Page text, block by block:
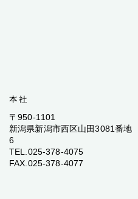
〒950-1101
新潟県新潟市西区山田3081番地
6
TEL.025-378-4075
FAX.025-378-4077